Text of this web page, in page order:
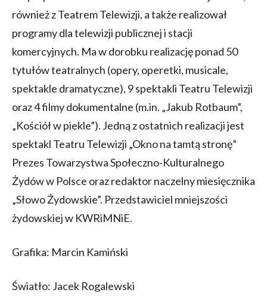
również z Teatrem Telewizji, a także realizował
programy dla telewizji publicznej i stacji
komercyjnych. Ma w dorobku realizację ponad 50
tytułów teatralnych (opery, operetki, musicale,
spektakle dramatyczne), 9 spektakli Teatru Telewizji
oraz 4 filmy dokumentalne (m.in. „Jakub Rotbaum”,
„Kościół w piekle”). Jedną z ostatnich realizacji jest
spektakl Teatru Telewizji „Okno na tamtą stronę”
Prezes Towarzystwa Społeczno-Kulturalnego
Żydów w Polsce oraz redaktor naczelny miesięcznika
„Słowo Żydowskie”. Przedstawiciel mniejszości
żydowskiej w KWRiMNiE.
Grafika: Marcin Kamiński
Światło: Jacek Rogalewski